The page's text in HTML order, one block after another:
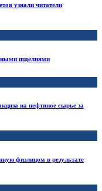
узнали читатели
изделиями
на нефтяное сырье за
физлицом в результате